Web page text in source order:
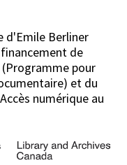
d'Emile Berliner
de
pour
et du
numérique au